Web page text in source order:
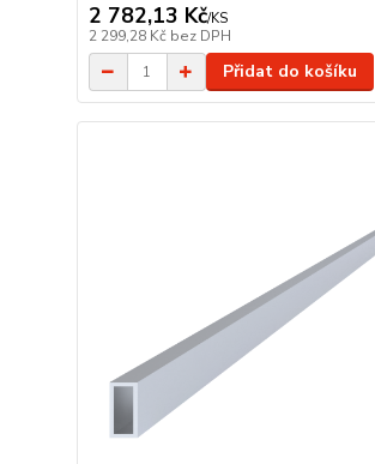
2 782,13 Kč/KS
2 299,28 Kč bez DPH
Přidat do košíku